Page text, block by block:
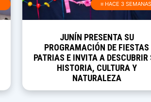
≡ HACE 3 SEMANAS
JUNÍN PRESENTA SU
PROGRAMACIÓN DE FIESTAS
PATRIAS E INVITA A DESCUBRIR
HISTORIA, CULTURA Y
NATURALEZA